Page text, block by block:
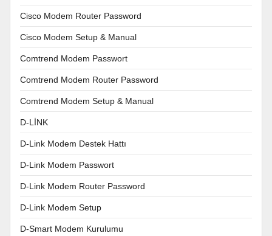
Cisco Modem Router Password
Cisco Modem Setup & Manual
Comtrend Modem Passwort
Comtrend Modem Router Password
Comtrend Modem Setup & Manual
D-LİNK
D-Link Modem Destek Hattı
D-Link Modem Passwort
D-Link Modem Router Password
D-Link Modem Setup
D-Smart Modem Kurulumu